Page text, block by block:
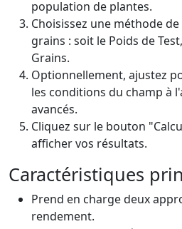
population de plantes.
Choisissez une méthode
grains : soit le Poids de
Grains.
Optionnellement, ajustez
les conditions du champ à
avancés.
Cliquez sur le bouton
afficher vos résultats.
Caractéristiques
Prend en charge deux
rendement.